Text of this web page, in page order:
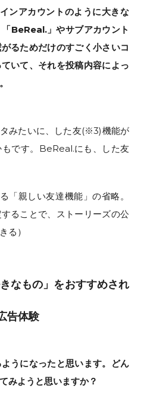
アカウントのように大きな
BeReal.」やサブアカウント
るためだけのすごく小さいコ
いて、それを投稿内容によっ
みたいに、した友(※3)機能が
です。BeReal.にも、した友
親しい友達機能」の省略。
ることで、ストーリーズの公
る）
なもの」をおすすめされ
告体験
うになったと思います。どん
みようと思いますか？